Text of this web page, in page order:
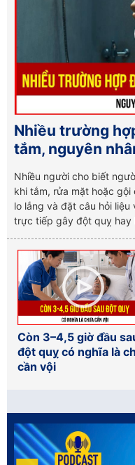
Nhiều trường
tắm, nguyên
Nhiều người cho biết
khi tắm, rửa mặt hoặc
lo lắng và đặt câu hỏi
trực tiếp gây đột quỵ hay
Còn 3–4,5 giờ đầu
đột quỵ có nghĩa là
cần vội